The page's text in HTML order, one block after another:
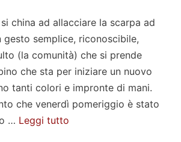
china ad allacciare la scarpa ad
gesto semplice, riconoscibile,
(la comunità) che si prende
che sta per iniziare un nuovo
tanti colori e impronte di mani.
che venerdì pomeriggio è stato
… Leggi tutto